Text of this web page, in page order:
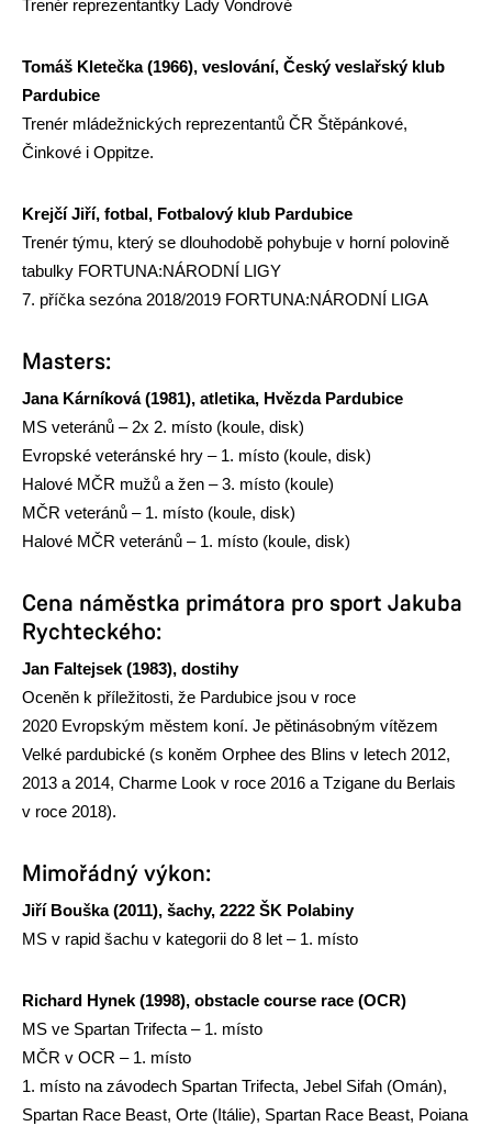
Trenér reprezentantky Lady Vondrové
Tomáš Kletečka (1966), veslování, Český veslařský klub
Pardubice
Trenér mládežnických reprezentantů ČR Štěpánkové,
Činkové i Oppitze.
Krejčí Jiří, fotbal, Fotbalový klub Pardubice
Trenér týmu, který se dlouhodobě pohybuje v horní polovině
tabulky FORTUNA:NÁRODNÍ LIGY
7. příčka sezóna 2018/2019 FORTUNA:NÁRODNÍ LIGA
Masters:
Jana Kárníková(1981), atletika, Hvězda Pardubice
MS veteránů – 2x 2. místo (koule, disk)
Evropské veteránské hry – 1. místo (koule, disk)
Halové MČR mužů a žen – 3. místo (koule)
MČR veteránů – 1. místo (koule, disk)
Halové MČR veteránů – 1. místo (koule, disk)
Cena náměstka primátora pro sport Jakuba
Rychteckého:
Jan Faltejsek (1983), dostihy
Oceněn k příležitosti, že Pardubice jsou v roce
2020 Evropským městem koní. Je pětinásobným vítězem
Velké pardubické (s koněm Orphee des Blins v letech 2012,
2013 a 2014, Charme Look v roce 2016 a Tzigane du Berlais
v roce 2018).
Mimořádný výkon:
Jiří Bouška(2011), šachy, 2222 ŠK Polabiny
MS v rapid šachu v kategorii do 8 let – 1. místo
Richard Hynek (1998), obstacle course race (OCR)
MS ve Spartan Trifecta – 1. místo
MČR v OCR – 1. místo
1. místo na závodech Spartan Trifecta, Jebel Sifah (Omán),
Spartan Race Beast, Orte (Itálie), Spartan Race Beast, Poiana